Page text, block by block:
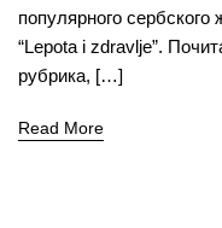
популярного
“Lepota i zdravlje”.
рубрика, […]
Read More